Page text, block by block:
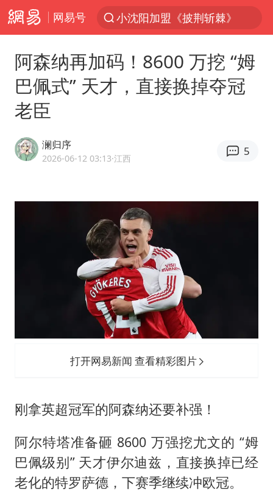
网易号
小沈阳加盟《披荆斩棘》
白海豚雨量超越利奇马、巴威
人形机器人第一股
4.2平卫生间补漏注胶花1.55万
武汉3名城管协管员殴打摊主被刑拘
律师谈贾冰私人饭局被偷拍
多地银行上调存款利率
NBA传奇教练老尼尔森去世
手机真会“偷听”我们说话吗
从科技创新看开局起步的时与势
阿森纳再加码！8600 万挖 “姆
巴佩式” 天才，直接换掉夺冠
老臣
澜归序
2026-06-12 03:13·江西
5
打开网易新闻 查看精彩图片
刚拿英超冠军的阿森纳还要补强！
阿尔特塔准备砸 8600 万强挖尤文的 “姆
巴佩级别” 天才伊尔迪兹，直接换掉已经
老化的特罗萨德，下赛季继续冲欧冠。